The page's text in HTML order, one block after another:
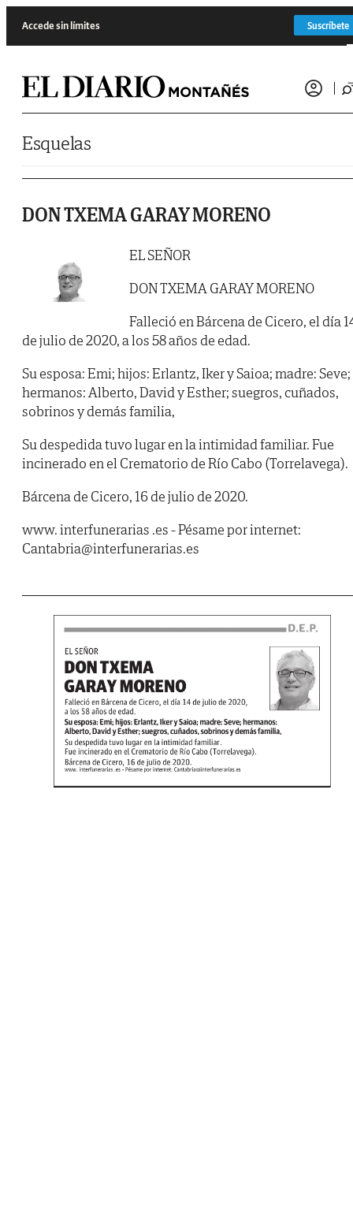
Accede sin límites Suscríbete
Esquelas
DON TXEMA GARAY MORENO
EL SEÑOR
DON TXEMA GARAY MORENO
Falleció en Bárcena de Cicero, el día
de julio de 2020, a los 58 años de edad.
Su esposa: Emi; hijos: Erlantz, Iker y Saioa; madre: Seve;
hermanos: Alberto, David y Esther; suegros, cuñados,
sobrinos y demás familia,
Su despedida tuvo lugar en la intimidad familiar. Fue
incinerado en el Crematorio de Río Cabo (Torrelavega).
Bárcena de Cicero, 16 de julio de 2020.
www. interfunerarias .es - Pésame por internet:
Cantabria@interfunerarias.es